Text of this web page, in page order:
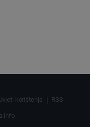
korištenja RSS